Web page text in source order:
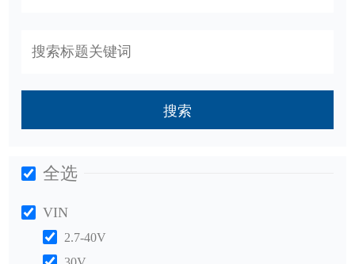
搜索
全选
VIN
2.7-40V